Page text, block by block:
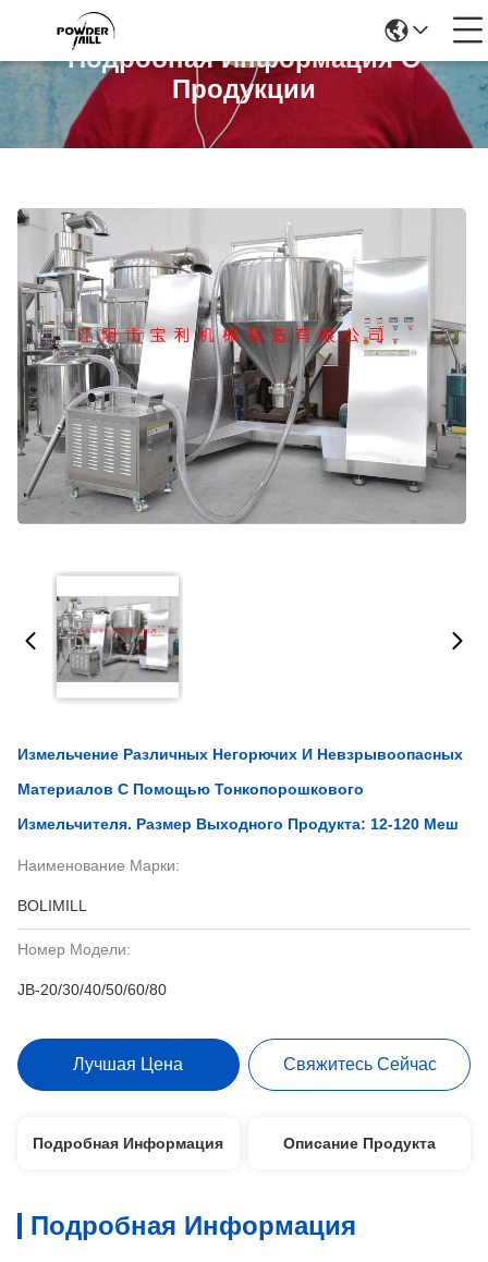
Подробная Информация О
Продукции
Измельчение Различных Негорючих И Невзрывоопасных
Материалов С Помощью Тонкопорошкового
Измельчителя. Размер Выходного Продукта: 12-120 Меш
Наименование Марки:
BOLIMILL
Номер Модели:
JB-20/30/40/50/60/80
Лучшая Цена Свяжитесь Сейчас
Подробная Информация Описание Продукта
Подробная Информация